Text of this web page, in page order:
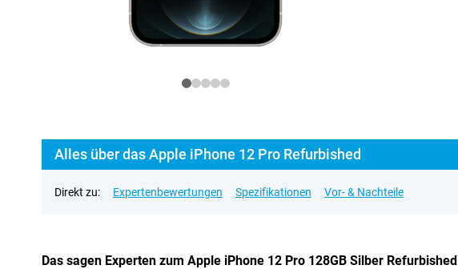
Alles über das Apple iPhone 12 Pro Refurbished
Direkt zu: Expertenbewertungen Spezifikationen Vor- & Nachteile
Das sagen Experten zum Apple iPhone 12 Pro 128GB Silber Refurbished